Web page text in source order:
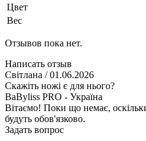
Цвет
Вес
Отзывов пока нет.
Написать отзыв
Світлана / 01.06.2026
Скажіть ножі є для нього?
BaByliss PRO - Україна
Вітаємо! Поки що немає,
будуть обов'язково.
Задать вопрос